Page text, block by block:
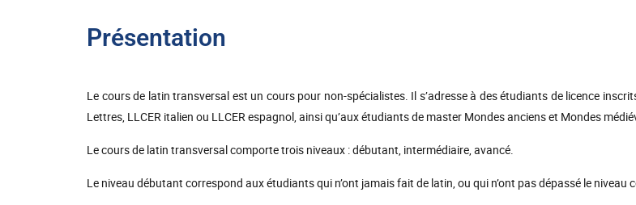
Présentation
Le cours de latin transversal est un cours pour non-spécialistes. Il s’adresse à des étudiants de licence
Lettres, LLCER italien ou LLCER espagnol, ainsi qu’aux étudiants de master Mondes anciens et Mondes
Le cours de latin transversal comporte trois niveaux : débutant, intermédiaire, avancé.
Le niveau débutant correspond aux étudiants qui n’ont jamais fait de latin, ou qui n’ont pas dépassé le niveau